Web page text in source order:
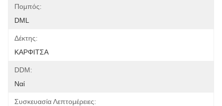
Πομπός:
DML
Δέκτης:
ΚΑΡΦΙΤΣΑ
DDM:
Ναί
Συσκευασία Λεπτομέρειες: